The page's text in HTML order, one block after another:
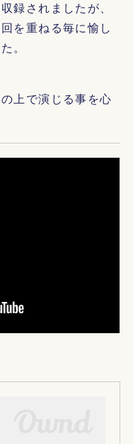
録されましたが、
を重ねる毎に愉し
。
上で演じる事を心